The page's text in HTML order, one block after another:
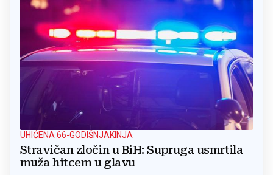
UHIĆENA 66-GODIŠNJAKINJA
Stravičan zločin u BiH: Supruga usmrtila
muža hitcem u glavu